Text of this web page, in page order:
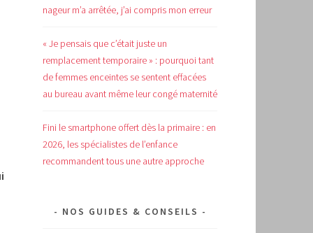
nageur m’a arrêtée, j’ai compris mon erreur
« Je pensais que c’était juste un
remplacement temporaire » : pourquoi tant
de femmes enceintes se sentent effacées
au bureau avant même leur congé maternité
Fini le smartphone offert dès la primaire : en
2026, les spécialistes de l’enfance
recommandent tous une autre approche
NOS GUIDES & CONSEILS